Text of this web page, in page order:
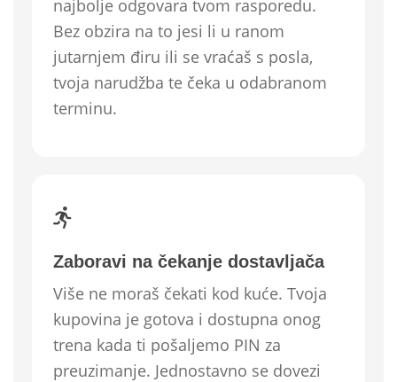
najbolje odgovara tvom rasporedu.
Bez obzira na to jesi li u ranom
jutarnjem điru ili se vraćaš s posla,
tvoja narudžba te čeka u odabranom
terminu.
Zaboravi na čekanje dostavljača
Više ne moraš čekati kod kuće. Tvoja
kupovina je gotova i dostupna onog
trena kada ti pošaljemo PIN za
preuzimanje. Jednostavno se dovezi